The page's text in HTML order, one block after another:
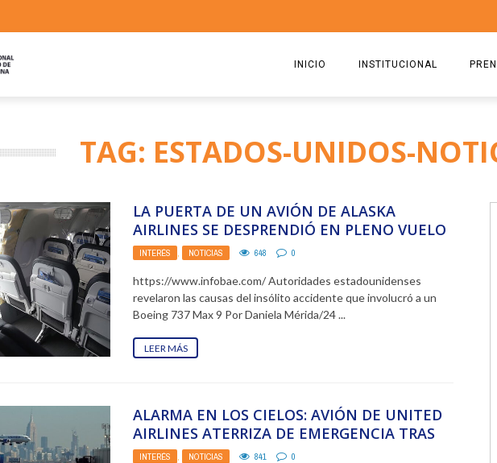
INICIO INSTITUCIONAL
ESTATUTO
RICARDO CIRIELLI
TAG: ESTADOS-UNIDOS-
LA PUERTA DE UN AVIÓN DE ALASKA
AIRLINES SE DESPRENDIÓ EN PLENO VUELO
POR OMISIONES ...
INTERÉS NOTICIAS 648 0
https://www.infobae.com/ Autoridades estadounidenses
revelaron las causas del insólito accidente que involucró a un
Boeing 737 Max 9 Por Daniela Mérida/24 ...
LEER MÁS
ALARMA EN LOS CIELOS: AVIÓN DE UNITED
AIRLINES ATERRIZA DE EMERGENCIA TRAS
EMITIR SEÑAL INTERNACIONAL ...
INTERÉS NOTICIAS 841 0